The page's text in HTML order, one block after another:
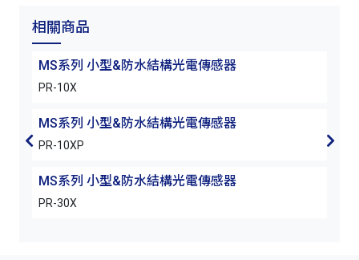
相關商品
MS系列 小型&防水結構光電傳感器
PR-10X
MS系列 小型&防水結構光電傳感器
PR-10XP
MS系列 小型&防水結構光電傳感器
PR-30X
PR-